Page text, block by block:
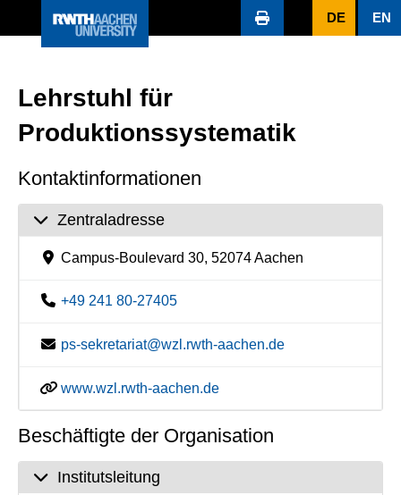
DE EN
Lehrstuhl für
Produktionssystematik
Kontaktinformationen
Zentraladresse
Campus-Boulevard 30, 52074 Aachen
+49 241 80-27405
ps-sekretariat@wzl.rwth-aachen.de
www.wzl.rwth-aachen.de
Beschäftigte der Organisation
Institutsleitung